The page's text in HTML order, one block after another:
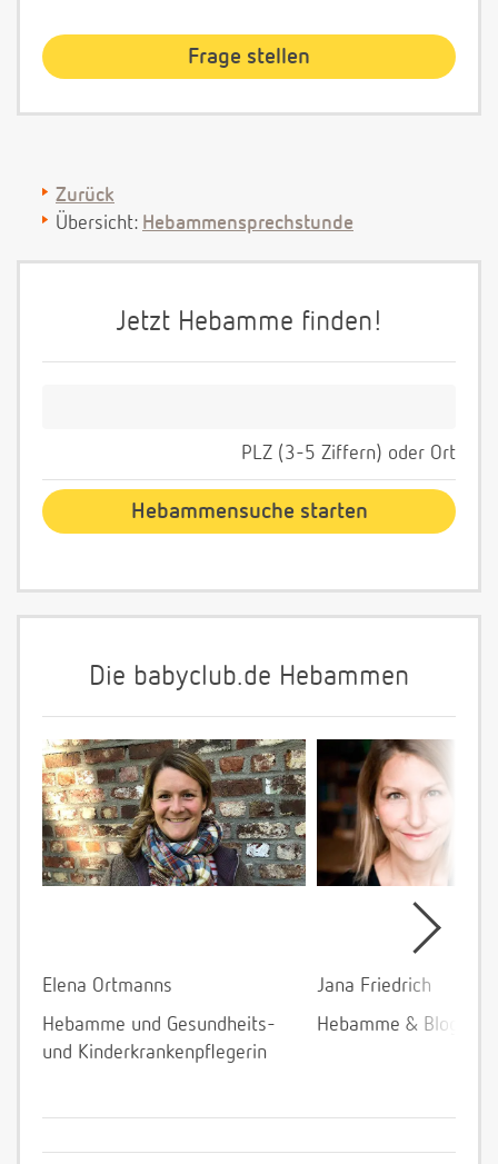
Zurück
Übersicht: Hebammensprechstunde
Jetzt Hebamme finden!
PLZ (3-5 Ziffern) oder Ort
Die babyclub.de Hebammen
Elena Ortmanns
Hebamme und Gesundheits-
und Kinderkrankenpflegerin
Jana Friedrich
Hebamme &